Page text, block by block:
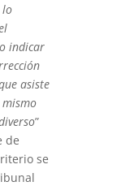
lo
indicar
asiste
”
de
se